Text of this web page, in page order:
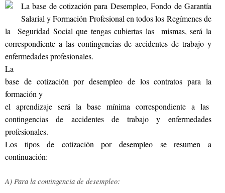
La base de cotización para Desempleo, Fondo de Garantía
Salarial y Formación Profesional en todos los Regímenes de
la Seguridad Social que tengas cubiertas las mismas, será la
correspondiente a las contingencias de accidentes de trabajo y
enfermedades profesionales.
La
base de cotización por desempleo de los contratos para la
formación y
el aprendizaje será la base mínima correspondiente a las
contingencias de accidentes de trabajo y enfermedades
profesionales.
Los tipos de cotización por desempleo se resumen a
continuación:
A) Para la contingencia de desempleo: